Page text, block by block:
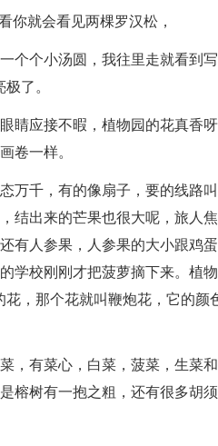
你就会看见两棵罗汉松，
个个小汤圆，我往里走就看到
了。
应接不暇，植物园的花真香
卷一样。
千，有的像扇子，要的线路
结出来的芒果也很大呢，旅人
有人参果，人参果的大小跟鸡
学校刚刚才把菠萝摘下来。植
，那个花就叫鞭炮花，它的颜
，有菜心，白菜，菠菜，生菜
榕树有一抱之粗，还有很多胡